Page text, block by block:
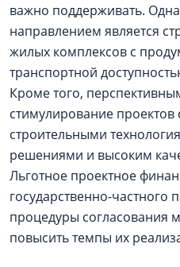
важно поддерживать.
направлением является
жилых комплексов с
транспортной
Кроме того,
стимулирование
строительными
решениями и высоким
Льготное проектное
государственно-частного
процедуры согласования
повысить темпы их